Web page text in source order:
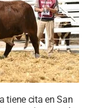
tiene cita en San